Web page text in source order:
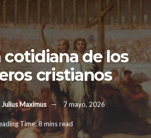
cotidiana de los
cristianos
Julius Maximus 7 mayo, 2026
Time: 8 mins read